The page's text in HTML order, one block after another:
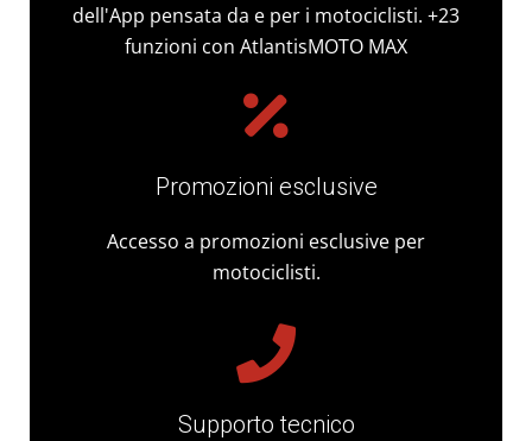
dell'App pensata da e per i motociclisti. +23
funzioni con AtlantisMOTO MAX
Promozioni esclusive
Accesso a promozioni esclusive per
motociclisti.
Supporto tecnico